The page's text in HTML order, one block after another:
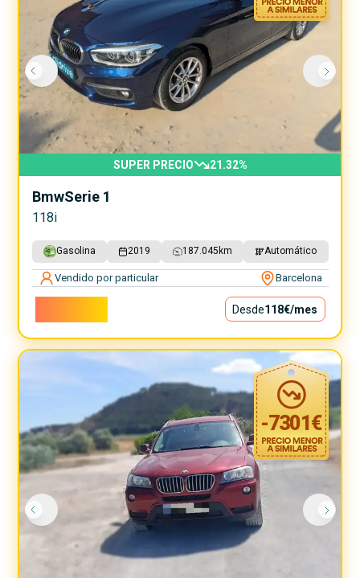
SUPER PRECIO 21.32%
BmwSerie 1
118i
Gasolina 2019 187.045 km Automático
Vendido por particular Barcelona
Desde118€/mes
-7301€